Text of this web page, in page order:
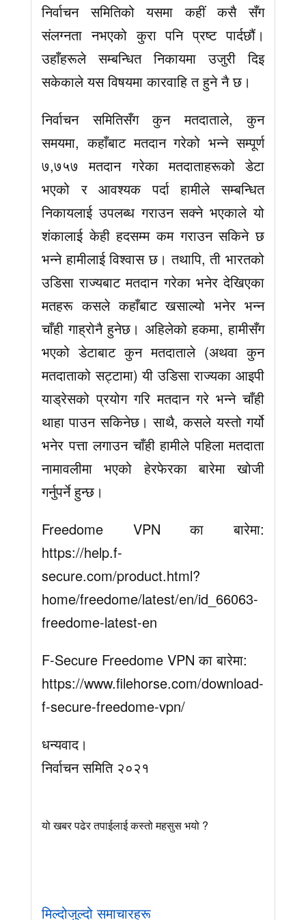
निर्वाचन समितिको यसमा कहीं कसै सँग
संलग्नता नभएको कुरा पनि प्रष्ट पार्दछौं।
उहाँहरूले सम्बन्धित निकायमा उजुरी दिइ
सकेकाले यस विषयमा कारवाहि त हुने नै छ।
निर्वाचन समितिसँग कुन मतदाताले, कुन
समयमा, कहाँबाट मतदान गरेको भन्ने सम्पूर्ण
७,७५७ मतदान गरेका मतदाताहरूको डेटा
भएको र आवश्यक पर्दा हामीले सम्बन्धित
निकायलाई उपलब्ध गराउन सक्ने भएकाले यो
शंकालाई केही हदसम्म कम गराउन सकिने छ
भन्ने हामीलाई विश्वास छ। तथापि, ती भारतको
उडिसा राज्यबाट मतदान गरेका भनेर देखिएका
मतहरू कसले कहाँबाट खसाल्यो भनेर भन्न
चाँही गाह्रोनै हुनेछ। अहिलेको हकमा, हामीसँग
भएको डेटाबाट कुन मतदाताले (अथवा कुन
मतदाताको सट्टामा) यी उडिसा राज्यका आइपी
याड्रेसको प्रयोग गरि मतदान गरे भन्ने चाँही
थाहा पाउन सकिनेछ। साथै, कसले यस्तो गर्यो
भनेर पत्ता लगाउन चाँही हामीले पहिला मतदाता
नामावलीमा भएको हेरफेरका बारेमा खोजी
गर्नुपर्ने हुन्छ।
Freedome VPN का बारेमा:
https://help.f-
secure.com/product.html?
home/freedome/latest/en/id_66063-
freedome-latest-en
F-Secure Freedome VPN का बारेमा:
https://www.filehorse.com/download-
f-secure-freedome-vpn/
धन्यवाद।
निर्वाचन समिति २०२१
यो खबर पढेर तपाईलाई कस्तो महसुस भयो ?
मिल्दोजुल्दो समाचारहरू